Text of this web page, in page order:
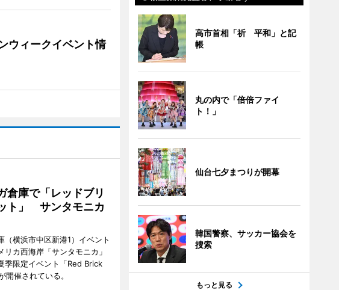
ウィークイベント情
倉庫で「レッドブリ
ト」 サンタモニカ
（横浜市中区新港1）イベント
リカ西海岸「サンタモニカ」
季限定イベント「Red Brick
催されている。
高市首相「祈 平和」と記
帳
丸の内で「倍倍ファイ
ト！」
仙台七夕まつりが開幕
韓国警察、サッカー協会を
捜索
もっと見る